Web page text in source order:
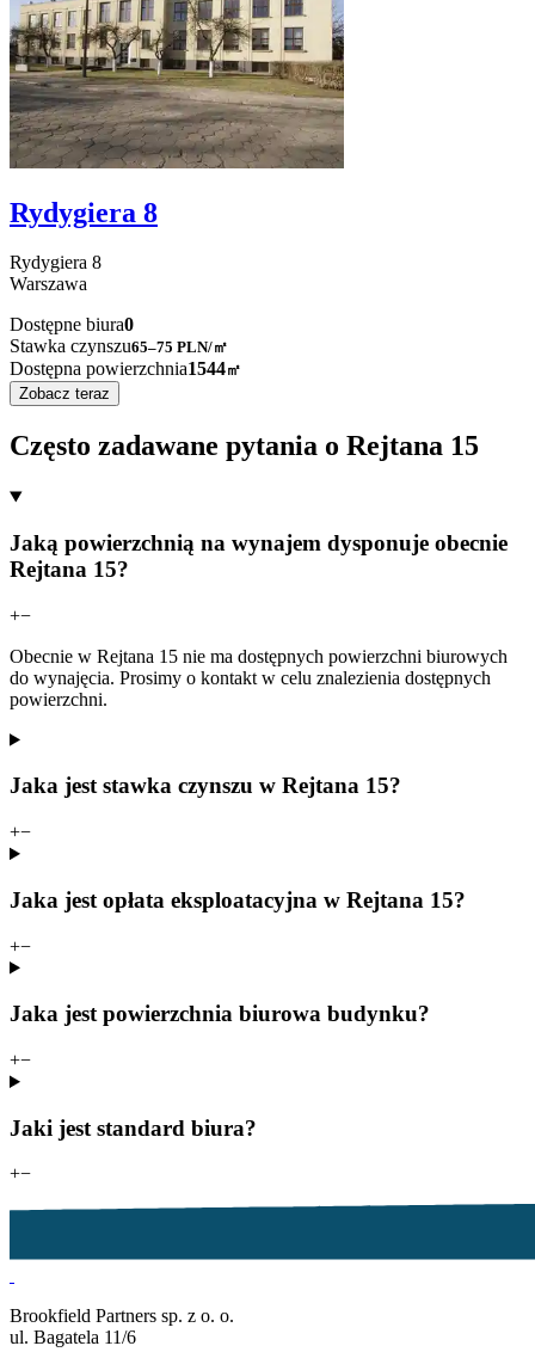
Rydygiera 8
Rydygiera 8
Warszawa
Dostępne biura0
Stawka czynszu65–75 PLN/㎡
Dostępna powierzchnia1544㎡
Zobacz teraz
Często zadawane pytania o Rejtana 15
Jaką powierzchnią na wynajem dysponuje obecnie
Rejtana 15?
+−
Obecnie w Rejtana 15 nie ma dostępnych powierzchni biurowych
do wynajęcia. Prosimy o kontakt w celu znalezienia dostępnych
powierzchni.
Jaka jest stawka czynszu w Rejtana 15?
+−
Jaka jest opłata eksploatacyjna w Rejtana 15?
+−
Jaka jest powierzchnia biurowa budynku?
+−
Jaki jest standard biura?
+−
Brookfield Partners sp. z o. o.
ul. Bagatela 11/6